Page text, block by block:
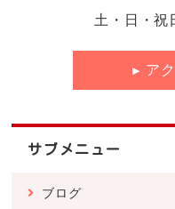
土・日・祝
ア
サブメニュー
ブログ